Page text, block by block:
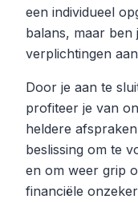
een individueel
balans, maar ben
verplichtingen
Door je aan te
profiteer je van
heldere
beslissing om te
en om weer grip
financiële